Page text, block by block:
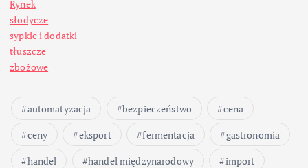
Rynek
słodycze
sypkie i dodatki
tłuszcze
zbożowe
automatyzacja bezpieczeństwo
cena
ceny
eksport fermentacja
gastronomia
handel
handel międzynarodowy
import